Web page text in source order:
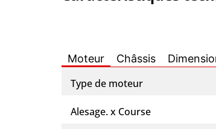
Moteur Châssis
Type de moteur
Alesage. x Course